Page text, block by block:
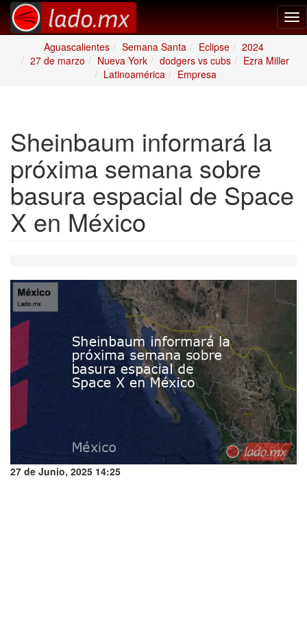
Aguascalientes
Semana Santa Eclipse
2024
27 de marzo
Nueva York dodgers vs cubs
Ezra Miller
Latinoamérica
Empresa
Sheinbaum informará la
próxima semana sobre
basura espacial de Space
X en México
27 de Junio, 2025 14:25